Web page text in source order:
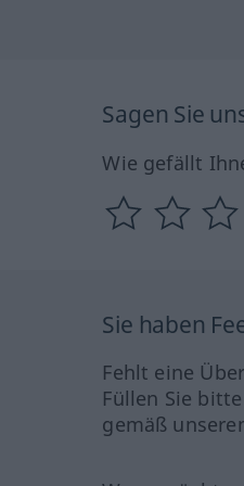
Sagen Sie
Wie gefällt
Sie haben
Fehlt eine
Füllen Sie
gemäß